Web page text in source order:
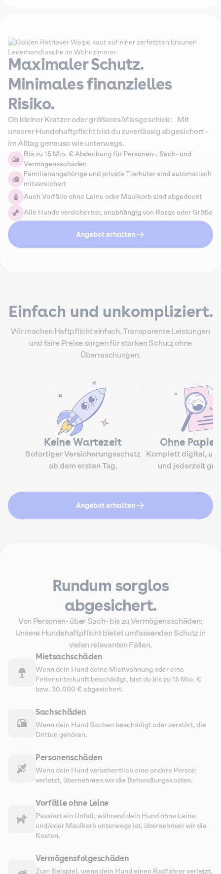
Maximaler Schutz.
Minimales finanzielles
Risiko.
Ob kleiner Kratzer oder größeres Missgeschick: Mit
unserer Hundehaftpflicht bist du zuverlässig abgesichert –
im Alltag genauso wie unterwegs.
Bis zu 15 Mio. € Abdeckung für Personen-, Sach- und
Vermögensschäden
Familienangehörige und private Tierhüter sind automatisch
mitversichert
Auch Vorfälle ohne Leine oder Maulkorb sind abgedeckt
Alle Hunde versicherbar, unabhängig von Rasse oder Größe
Angebot erhalten
Einfach und unkompliziert.
Wir machen Haftpflicht einfach. Transparente Leistungen
und faire Preise sorgen für starken Schutz ohne
Überraschungen.
Keine Wartezeit
Sofortiger Versicherungsschutz
ab dem ersten Tag.
Ohne
Komplett digital,
und jederzeit
Angebot erhalten
Rundum sorglos
abgesichert.
Von Personen- über Sach- bis zu Vermögensschäden:
Unsere Hundehaftpflicht bietet umfassenden Schutz in
vielen relevanten Fällen.
Mietsachschäden
Wenn dein Hund deine Mietwohnung oder eine
Ferienunterkunft beschädigt, bist du bis zu 15 Mio. €
bzw. 30.000 € abgesichert.
Sachschäden
Wenn dein Hund Sachen beschädigt oder zerstört, die
Dritten gehören.
Personenschäden
Wenn dein Hund versehentlich eine andere Person
verletzt, übernehmen wir die Behandlungskosten.
Vorfälle ohne Leine
Passiert ein Unfall, während dein Hund ohne Leine
und/oder Maulkorb unterwegs ist, übernehmen wir die
Kosten.
Vermögensfolgeschäden
Zum Beispiel, wenn dein Hund einen Radfahrer verletzt,